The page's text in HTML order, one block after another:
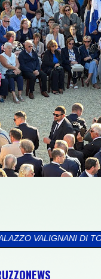
TEATINA SI